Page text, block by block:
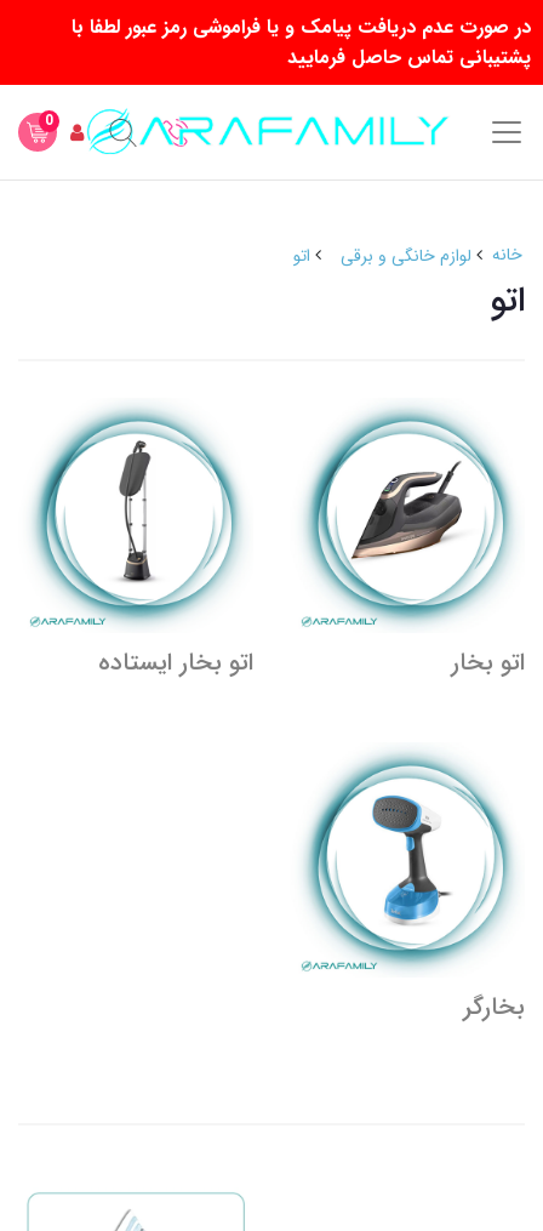
در صورت عدم دریافت پیامک و یا فراموشی رمز عبور لطفا با
پشتیبانی تماس حاصل فرمایید
0
خانه لوازم خانگی و برقی اتو
اتو
اتو بخار اتو بخار ایستاده
بخارگر